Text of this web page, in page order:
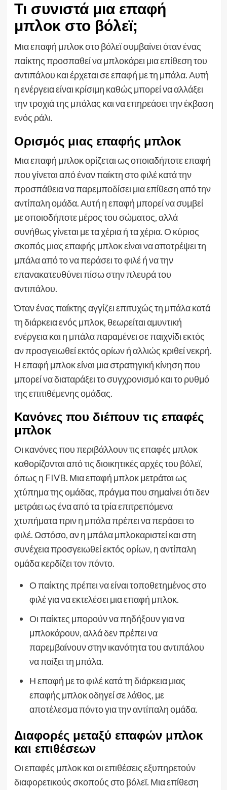
Τι συνιστά μια επαφή
μπλοκ στο βόλεϊ;
Μια επαφή μπλοκ στο βόλεϊ συμβαίνει όταν ένας
παίκτης προσπαθεί να μπλοκάρει μια επίθεση του
αντιπάλου και έρχεται σε επαφή με τη μπάλα. Αυτή
η ενέργεια είναι κρίσιμη καθώς μπορεί να αλλάξει
την τροχιά της μπάλας και να επηρεάσει την έκβαση
ενός ράλι.
Ορισμός μιας επαφής μπλοκ
Μια επαφή μπλοκ ορίζεται ως οποιαδήποτε επαφή
που γίνεται από έναν παίκτη στο φιλέ κατά την
προσπάθεια να παρεμποδίσει μια επίθεση από την
αντίπαλη ομάδα. Αυτή η επαφή μπορεί να συμβεί
με οποιοδήποτε μέρος του σώματος, αλλά
συνήθως γίνεται με τα χέρια ή τα χέρια. Ο κύριος
σκοπός μιας επαφής μπλοκ είναι να αποτρέψει τη
μπάλα από το να περάσει το φιλέ ή να την
επανακατευθύνει πίσω στην πλευρά του
αντιπάλου.
Όταν ένας παίκτης αγγίζει επιτυχώς τη μπάλα κατά
τη διάρκεια ενός μπλοκ, θεωρείται αμυντική
ενέργεια και η μπάλα παραμένει σε παιχνίδι εκτός
αν προσγειωθεί εκτός ορίων ή αλλιώς κριθεί νεκρή.
Η επαφή μπλοκ είναι μια στρατηγική κίνηση που
μπορεί να διαταράξει το συγχρονισμό και το ρυθμό
της επιτιθέμενης ομάδας.
Κανόνες που διέπουν τις επαφές
μπλοκ
Οι κανόνες που περιβάλλουν τις επαφές μπλοκ
καθορίζονται από τις διοικητικές αρχές του βόλεϊ,
όπως η FIVB. Μια επαφή μπλοκ μετράται ως
χτύπημα της ομάδας, πράγμα που σημαίνει ότι δεν
μετράει ως ένα από τα τρία επιτρεπόμενα
χτυπήματα πριν η μπάλα πρέπει να περάσει το
φιλέ. Ωστόσο, αν η μπάλα μπλοκαριστεί και στη
συνέχεια προσγειωθεί εκτός ορίων, η αντίπαλη
ομάδα κερδίζει τον πόντο.
Ο παίκτης πρέπει να είναι τοποθετημένος στο
φιλέ για να εκτελέσει μια επαφή μπλοκ.
Οι παίκτες μπορούν να πηδήξουν για να
μπλοκάρουν, αλλά δεν πρέπει να
παρεμβαίνουν στην ικανότητα του αντιπάλου
να παίξει τη μπάλα.
Η επαφή με το φιλέ κατά τη διάρκεια μιας
επαφής μπλοκ οδηγεί σε λάθος, με
αποτέλεσμα πόντο για την αντίπαλη ομάδα.
Διαφορές μεταξύ επαφών μπλοκ
και επιθέσεων
Οι επαφές μπλοκ και οι επιθέσεις εξυπηρετούν
διαφορετικούς σκοπούς στο βόλεϊ. Μια επίθεση